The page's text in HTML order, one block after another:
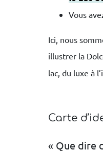
Vous
Ici, nous
illustrer la
lac, du luxe à
Carte
« Que dire